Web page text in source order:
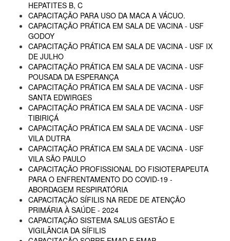
HEPATITES B, C
CAPACITAÇÃO PARA USO DA MACA A VÁCUO.
CAPACITAÇÃO PRÁTICA EM SALA DE VACINA - USF
GODOY
CAPACITAÇÃO PRÁTICA EM SALA DE VACINA - USF IX
DE JULHO
CAPACITAÇÃO PRÁTICA EM SALA DE VACINA - USF
POUSADA DA ESPERANÇA
CAPACITAÇÃO PRÁTICA EM SALA DE VACINA - USF
SANTA EDWIRGES
CAPACITAÇÃO PRÁTICA EM SALA DE VACINA - USF
TIBIRIÇÁ
CAPACITAÇÃO PRÁTICA EM SALA DE VACINA - USF
VILA DUTRA
CAPACITAÇÃO PRÁTICA EM SALA DE VACINA - USF
VILA SÃO PAULO
CAPACITAÇÃO PROFISSIONAL DO FISIOTERAPEUTA
PARA O ENFRENTAMENTO DO COVID-19 -
ABORDAGEM RESPIRATÓRIA
CAPACITAÇÃO SÍFILIS NA REDE DE ATENÇÃO
PRIMÁRIA À SAÚDE - 2024
CAPACITAÇÃO SISTEMA SALUS GESTÃO E
VIGILÂNCIA DA SÍFILIS